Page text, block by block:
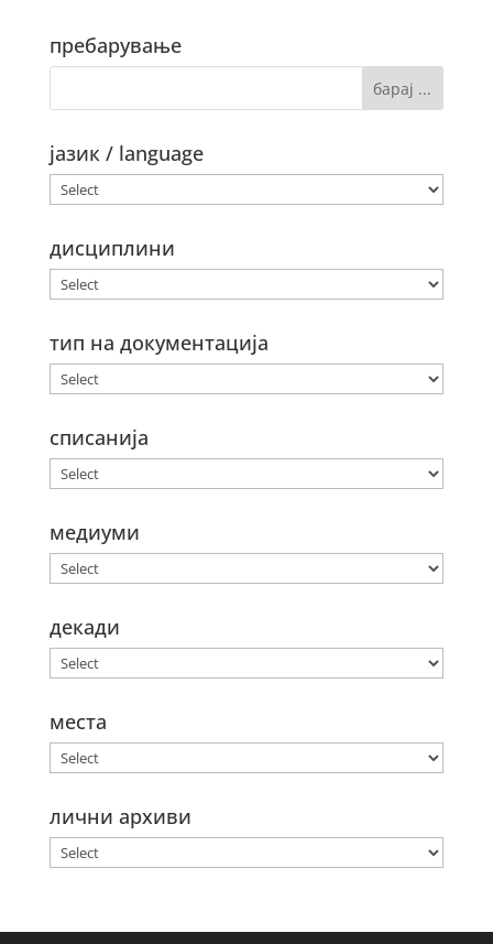
пребарување
јазик / language
дисциплини
тип на документација
списанија
медиуми
декади
места
лични архиви